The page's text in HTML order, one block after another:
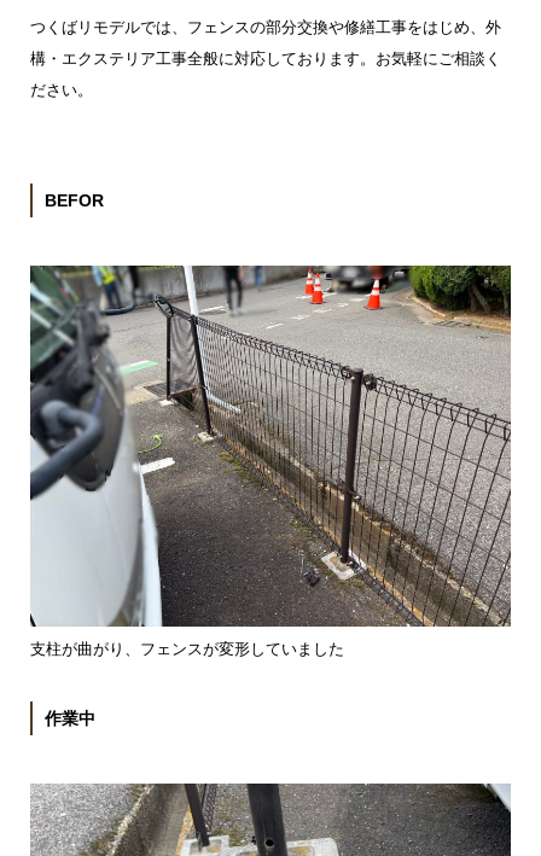
つくばリモデルでは、フェンスの部分交換や修繕工事をはじめ、外
構・エクステリア工事全般に対応しております。お気軽にご相談く
ださい。
BEFOR
支柱が曲がり、フェンスが変形していました
作業中